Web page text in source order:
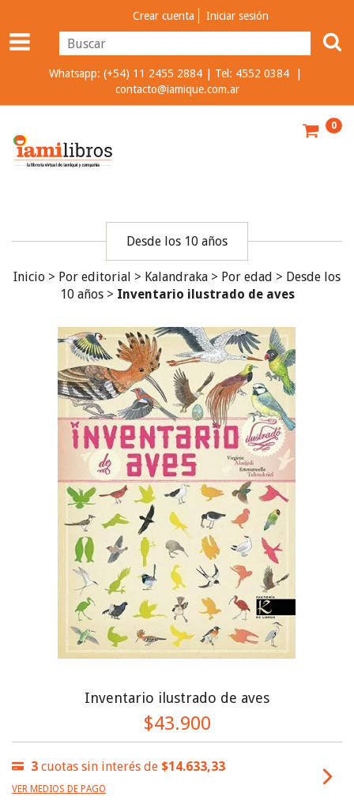
Crear cuenta Iniciar sesión
Whatsapp: (+54) 11 2455 2884 | Tel: 4552 0384 |
contacto@iamique.com.ar
0
Desde los 10 años
Inicio > Por editorial > Kalandraka > Por edad > Desde los
10 años > Inventario ilustrado de aves
Inventario ilustrado de aves
$43.900
3 cuotas sin interés de $14.633,33
VER MEDIOS DE PAGO